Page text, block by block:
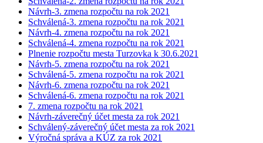
Návrh-3. zmena rozpočtu na rok 2021
Schválená-3. zmena rozpočtu na rok 2021
Návrh-4. zmena rozpočtu na rok 2021
Schválená-4. zmena rozpočtu na rok 2021
Plnenie rozpočtu mesta Turzovka k 30.6.2021
Návrh-5. zmena rozpočtu na rok 2021
Schválená-5. zmena rozpočtu na rok 2021
Návrh-6. zmena rozpočtu na rok 2021
Schválená-6. zmena rozpočtu na rok 2021
7. zmena rozpočtu na rok 2021
Návrh-záverečný účet mesta za rok 2021
Schválený-záverečný účet mesta za rok 2021
Výročná správa a KÚZ za rok 2021